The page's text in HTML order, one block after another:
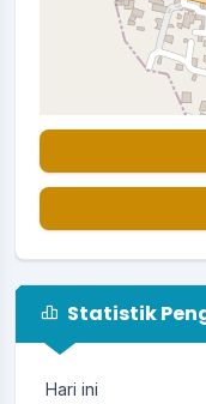
Statistik
Hari ini